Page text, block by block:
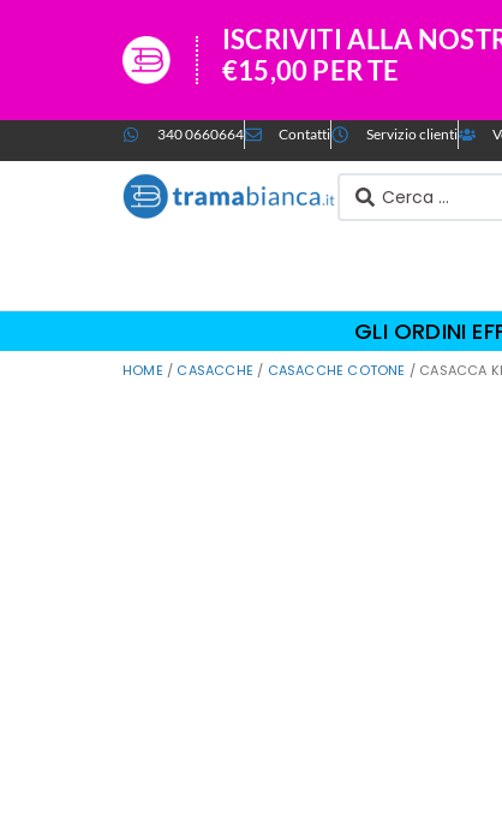
ISCRIVITI ALLA
€15,00 PER TE
340 0660664 Contatti Servizio clienti
GLI ORDINI
HOME / CASACCHE / CASACCHE COTONE / CASACCA